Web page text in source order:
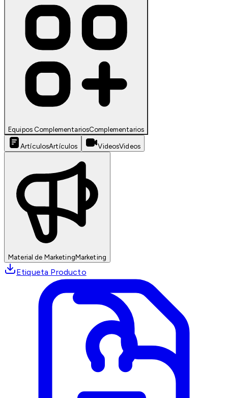
Equipos ComplementariosComplementarios
ArtículosArtículos VideosVideos
Material de MarketingMarketing
Etiqueta Producto